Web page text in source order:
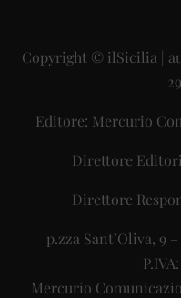
Copyright © ilSicilia |
Editore: Mercurio
Direttore
Direttore
p.zza Sant’Oliva, 9 –
Mercurio